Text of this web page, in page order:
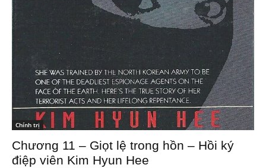
Chính trị
Chương 11 – Giọt lệ trong hồn – Hồi ký
điệp viên Kim Hyun Hee